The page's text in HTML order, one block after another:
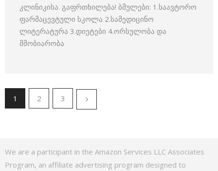
კლინიკისა. გაფრთხილება! ბმულები: 1.საავტორო
ფარმაცევტული სკოლა 2.სამედიცინო
ლიტერატურა 3.დიეტები 4.ორსულობა და
მშობიარობა
1 2 3
We are a participant in the Amazon Services LLC Associates
Program, an affiliate advertising program designed to